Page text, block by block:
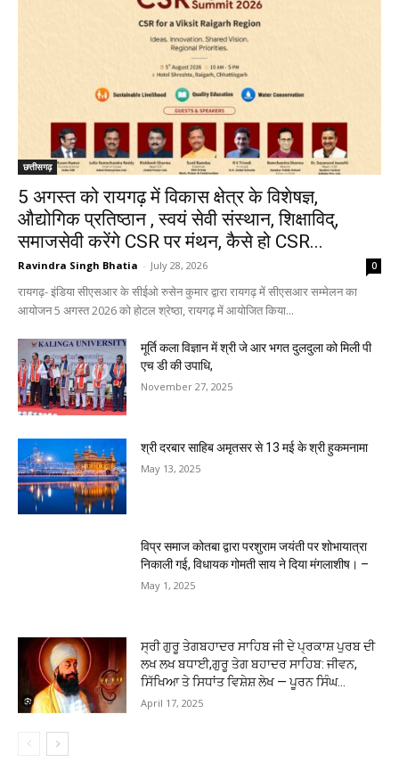
छत्तीसगढ़
5 अगस्त को रायगढ़ में विकास क्षेत्र के विशेषज्ञ,
औद्योगिक प्रतिष्ठान , स्वयं सेवी संस्थान, शिक्षाविद्,
समाजसेवी करेंगे CSR पर मंथन, कैसे हो CSR...
Ravindra Singh Bhatia - July 28, 2026 0
रायगढ़- इंडिया सीएसआर के सीईओ रुसेन कुमार द्वारा रायगढ़ में सीएसआर सम्मेलन का
आयोजन 5 अगस्त 2026 को होटल श्रेष्ठा, रायगढ़ में आयोजित किया...
मूर्ति कला विज्ञान में श्री जे आर भगत दुलदुला को मिली पी
एच डी की उपाधि,
November 27, 2025
श्री दरबार साहिब अमृतसर से 13 मई के श्री हुकमनामा
May 13, 2025
विप्र समाज कोतबा द्वारा परशुराम जयंती पर शोभायात्रा
निकाली गई, विधायक गोमती साय ने दिया मंगलाशीष। –
May 1, 2025
ਸ੍ਰੀ ਗੁਰੂ ਤੇਗਬਹਾਦਰ ਸਾਹਿਬ ਜੀ ਦੇ ਪ੍ਰਕਾਸ਼ ਪੁਰਬ ਦੀ
ਲਖ ਲਖ ਬਧਾਈ,ਗੁਰੂ ਤੇਗ ਬਹਾਦਰ ਸਾਹਿਬ: ਜੀਵਨ,
ਸਿੱਖਿਆ ਤੇ ਸਿਧਾਂਤ ਵਿਸ਼ੇਸ਼ ਲੇਖ — ਪੂਰਨ ਸਿੰਘ...
April 17, 2025